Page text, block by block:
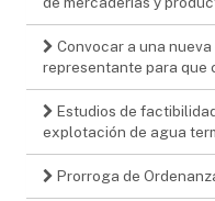
Convocar a una
representante para que
Estudios de
explotación de agua
Prorroga de